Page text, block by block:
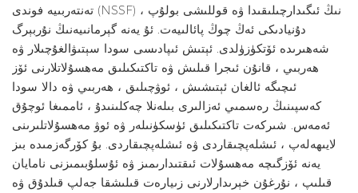
تەنتەربىيە فوندى (NSSF) نىڭ ئىگىدارچىلىقىدا ۋە قوللىشى بولۇپ ،
دۇنيادىكى ئەڭ چوڭ پائالىيەت. ئۇ يەنە گېرمانىيەنىڭ نۇربېرگ
شەھىرىدە ئۆتكۈزۈلدى. ئېتىش ئىپادىسى سودا سېتىۋالغۇچىلار ۋە
ھەربىي ، قانۇن ئىجرا قىلىش ۋە تاكتىكىلىق مەھسۇلاتلارنى ئۆز
ئىچىگە ئالغان ئېتىشىش ، ئوۋچىلىق ، ھەربىي ۋە دالا سودا
كەسپىنىڭ رەسمىي ئەزالىرى بىلەنلا چەكلىنىدۇ ، ئاممىغا ئوچۇق
ئەمەس. شىركەت تاكتىكىلىق ئۈسكۈنىلەر ۋە ئوۋ مەھسۇلاتلىرىنى
لايىھەلەپ ، ئىشلەپچىقاردى ۋە ئىشلەپچىقاردى. بۇ كۆرگەزمىدە بىز
يەنە ئۆزگىچە مەھسۇلات ئىقتىدارىمىز ۋە ئۇسلۇبىمىزنى نامايان
قىلىپ ، نۇرغۇن خېرىدارلارنى زىيارەت قىلىشقا جەلپ قىلدۇق ۋە